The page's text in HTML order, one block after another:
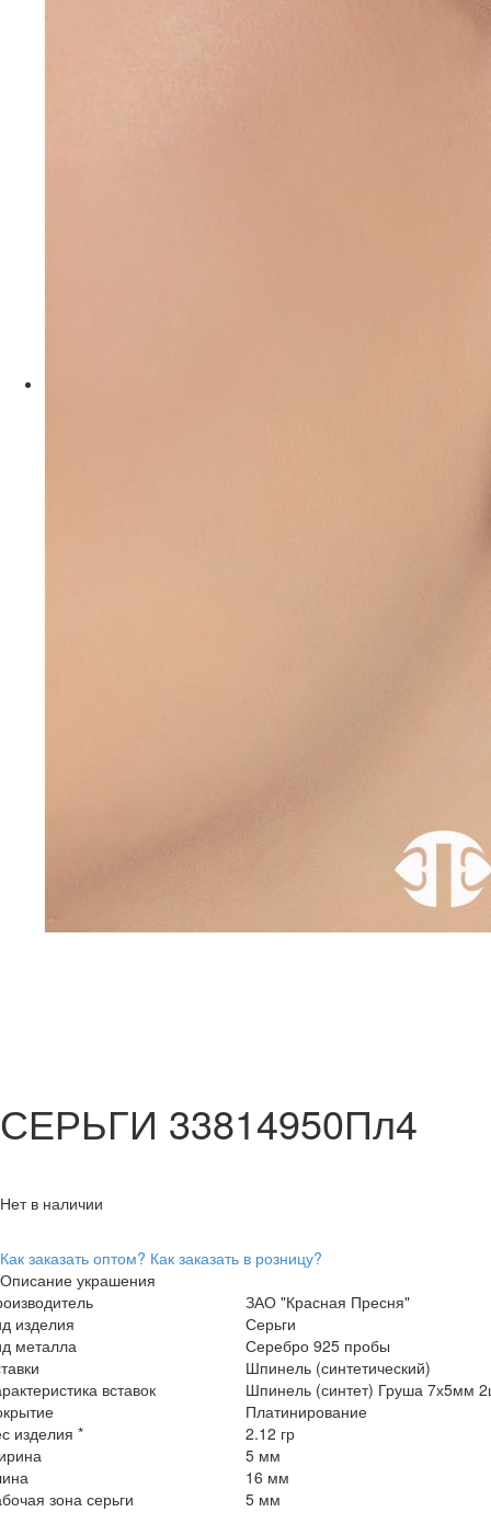
СЕРЬГИ 33814950Пл4
Нет в наличии
Как заказать оптом? Как заказать в розницу?
Описание украшения
ЗАО "Красная Пресня"
изделия
Серьги
металла
Серебро 925 пробы
Шпинель (синтетический)
вставок
Шпинель (синтет) Груша 7х5мм
Платинирование
изделия *
2.12 гр
5 мм
16 мм
зона серьги
5 мм